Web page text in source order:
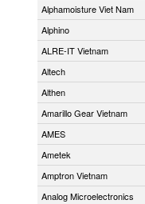
Alphamoisture Viet Nam
Alphino
ALRE-IT Vietnam
Altech
Althen
Amarillo Gear Vietnam
AMES
Ametek
Amptron Vietnam
Analog Microelectronics